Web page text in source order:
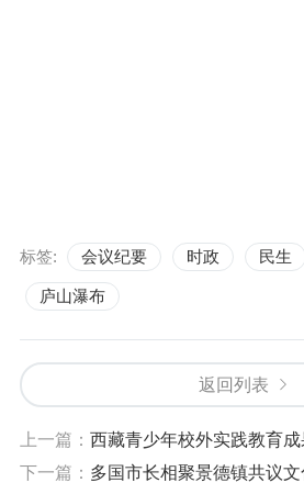
标签: 会议纪要 时政 民生
庐山瀑布
返回列表
上一篇： 西藏青少年校外实践教育成果汇报展在拉萨举办,西藏青
下一篇： 多国市长相聚景德镇共议文化遗产保护,多国